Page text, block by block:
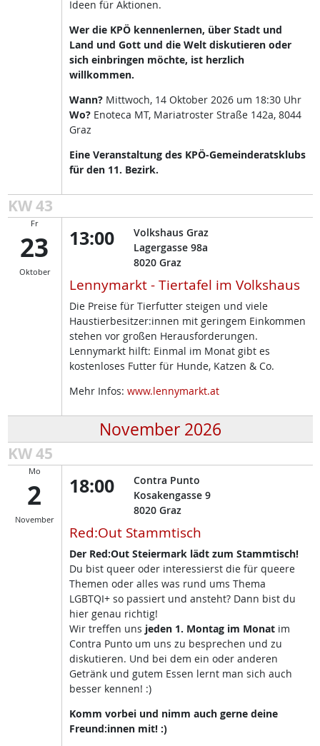
Ideen für Aktionen.
Wer die KPÖ kennenlernen, über Stadt und
Land und Gott und die Welt diskutieren oder
sich einbringen möchte, ist herzlich
willkommen.
Wann? Mittwoch, 14 Oktober 2026 um 18:30 Uhr
Wo? Enoteca MT, Mariatroster Straße 142a, 8044
Graz
Eine Veranstaltung des KPÖ-Gemeinderatsklubs
für den 11. Bezirk.
KW 43
Fr
23
Oktober
13:00
Volkshaus Graz
Lagergasse 98a
8020 Graz
Lennymarkt - Tiertafel im Volkshaus
Die Preise für Tierfutter steigen und viele
Haustierbesitzer:innen mit geringem Einkommen
stehen vor großen Herausforderungen.
Lennymarkt hilft: Einmal im Monat gibt es
kostenloses Futter für Hunde, Katzen & Co.
Mehr Infos: www.lennymarkt.at
November 2026
KW 45
Mo
2
November
18:00
Contra Punto
Kosakengasse 9
8020 Graz
Red:Out Stammtisch
Der Red:Out Steiermark lädt zum Stammtisch!
Du bist queer oder interessierst die für queere
Themen oder alles was rund ums Thema
LGBTQI+ so passiert und ansteht? Dann bist du
hier genau richtig!
Wir treffen uns jeden 1. Montag im Monatim
Contra Punto um uns zu besprechen und zu
diskutieren. Und bei dem ein oder anderen
Getränk und gutem Essen lernt man sich auch
besser kennen! :)
Komm vorbei und nimm auch gerne deine
Freund:innen mit! :)